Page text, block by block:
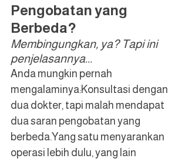
Pengobatan yang
Berbeda?
Membingungkan, ya? Tapi ini
penjelasannya...
Anda mungkin pernah
mengalaminya:Konsultasi dengan
dua dokter, tapi malah mendapat
dua saran pengobatan yang
berbeda.Yang satu menyarankan
operasi lebih dulu, yang lain